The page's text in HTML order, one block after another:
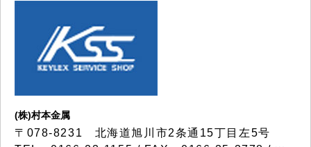
(株)村本金属
〒078-8231 北海道旭川市2条通15丁目左5号